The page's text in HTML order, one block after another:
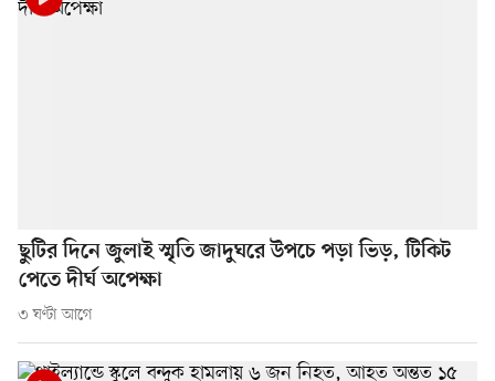
ছুটির দিনে জুলাই স্মৃতি জাদুঘরে উপচে পড়া ভিড়, টিকিট
পেতে দীর্ঘ অপেক্ষা
৩ ঘণ্টা আগে